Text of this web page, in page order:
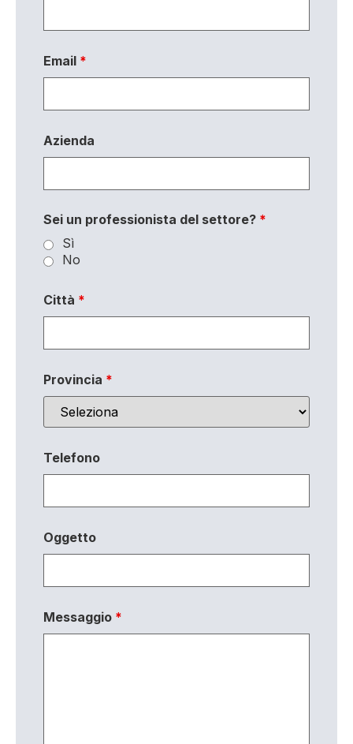
Email *
Azienda
Sei un professionista del settore? *
Sì
No
Città *
Provincia *
Telefono
Oggetto
Messaggio *